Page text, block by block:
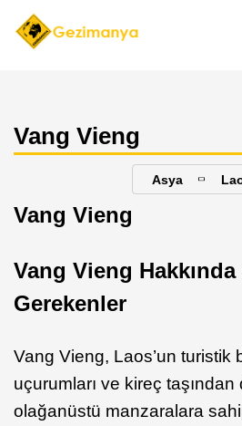
Vang Vieng
Asya
Vang Vieng
Vang Vieng
Gerekenler
Vang Vieng, Laos’un turistik
uçurumları ve kireç taşından
olağanüstü manzaralara